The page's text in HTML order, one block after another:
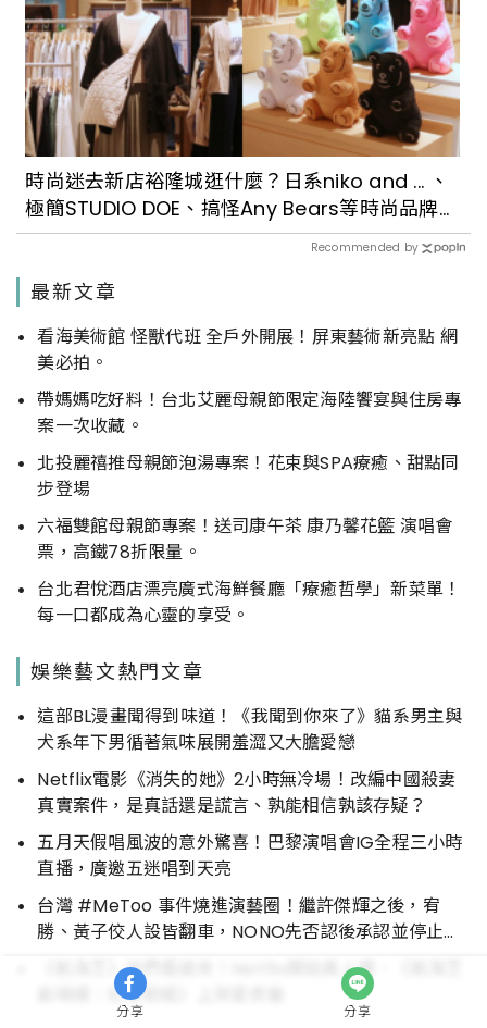
時尚迷去新店裕隆城逛什麼？日系niko and ... 、
極簡STUDIO DOE、搞怪Any Bears等時尚品牌推
薦
Recommended by
最新文章
看海美術館 怪獸代班 全戶外開展！屏東藝術新亮點 網
美必拍。
帶媽媽吃好料！台北艾麗母親節限定海陸饗宴與住房專
案一次收藏。
北投麗禧推母親節泡湯專案！花束與SPA療癒、甜點同
步登場
六福雙館母親節專案！送司康午茶 康乃馨花籃 演唱會
票，高鐵78折限量。
台北君悅酒店漂亮廣式海鮮餐廳「療癒哲學」新菜單！
每一口都成為心靈的享受。
娛樂藝文熱門文章
這部BL漫畫聞得到味道！《我聞到你來了》貓系男主與
犬系年下男循著氣味展開羞澀又大膽愛戀
Netflix電影《消失的她》2小時無冷場！改編中國殺妻
真實案件，是真話還是謊言、孰能相信孰該存疑？
五月天假唱風波的意外驚喜！巴黎演唱會IG全程三小時
直播，廣邀五迷唱到天亮
台灣 #MeToo 事件燒進演藝圈！繼許傑輝之後，宥
勝、黃子佼人設皆翻車，NONO先否認後承認並停止演
《航海王》迷們看過來！Netflix開拍真人版、《航海王
劇場版：紅髮歌姬》上架愛奇藝
分享 分享